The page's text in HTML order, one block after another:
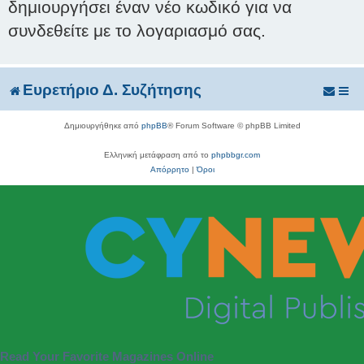
δημιουργήσει έναν νέο κωδικό για να
συνδεθείτε με το λογαριασμό σας.
Ευρετήριο Δ. Συζήτησης
Δημιουργήθηκε από phpBB® Forum Software © phpBB Limited
Ελληνική μετάφραση από το phpbbgr.com
Απόρρητο|Όροι
Read Your Favorite Magazines Online